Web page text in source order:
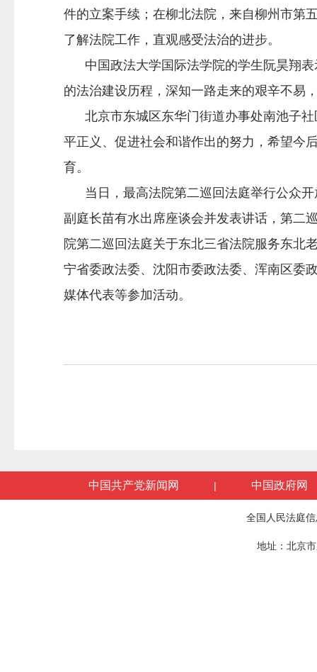
件的立案手续；在柳北法院，来自柳州市第
了解法院工作，直观感受法治的进步。
中国政法大学国际法学院的学生阮昊翔表
的法治建设历程，深知一路走来的艰辛不易
北京市东城区东华门街道办事处南池子社
平正义、促进社会和谐作出的努力，希望今
育。
当日，最高法院第二巡回法庭举行公众开
副庭长苗有水出席座谈会并发表讲话，第二
院第二巡回法庭关于东北三省法院服务东北
宁省委政法委、沈阳市委政法委、浑南区委
媒体代表等参加活动。
中国共产党新闻网 | 中国政府网
全国人民法庭
地址：北京